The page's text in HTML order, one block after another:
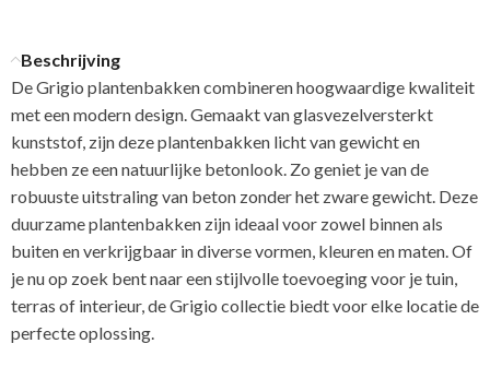
Beschrijving
De Grigio plantenbakken combineren hoogwaardige kwaliteit
met een modern design. Gemaakt van glasvezelversterkt
kunststof, zijn deze plantenbakken licht van gewicht en
hebben ze een natuurlijke betonlook. Zo geniet je van de
robuuste uitstraling van beton zonder het zware gewicht. Deze
duurzame plantenbakken zijn ideaal voor zowel binnen als
buiten en verkrijgbaar in diverse vormen, kleuren en maten. Of
je nu op zoek bent naar een stijlvolle toevoeging voor je tuin,
terras of interieur, de Grigio collectie biedt voor elke locatie de
perfecte oplossing.